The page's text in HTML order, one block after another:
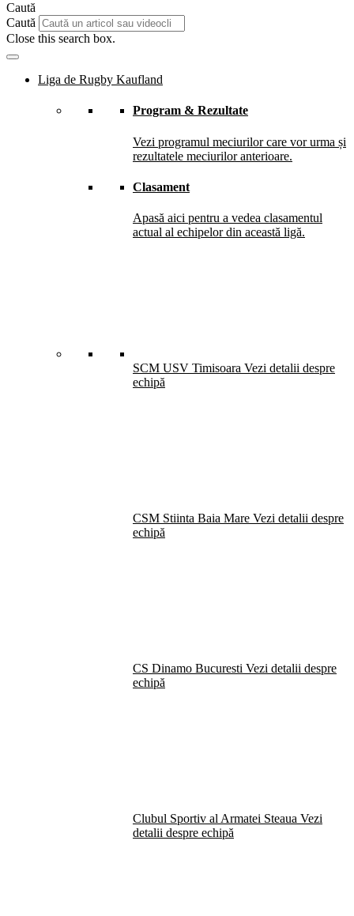
Caută
Caută
Close this search box.
Liga de Rugby Kaufland
Program & Rezultate
Vezi programul meciurilor care vor urma și
rezultatele meciurilor anterioare.
Clasament
Apasă aici pentru a vedea clasamentul
actual al echipelor din această ligă.
SCM USV Timisoara Vezi detalii despre
echipă
CSM Stiinta Baia Mare Vezi detalii despre
echipă
CS Dinamo Bucuresti Vezi detalii despre
echipă
Clubul Sportiv al Armatei Steaua Vezi
detalii despre echipă